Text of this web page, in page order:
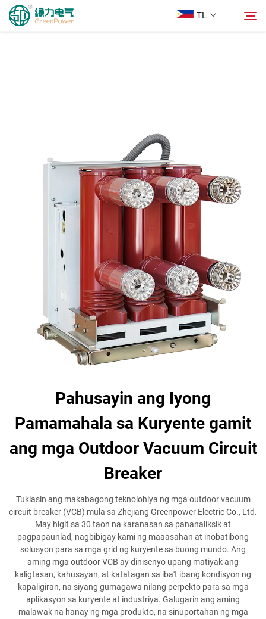
TL
Makipag-ugnayan sa Amin
Pahusayin ang Iyong
Pamamahala sa Kuryente gamit
ang mga Outdoor Vacuum Circuit
Breaker
Tuklasin ang makabagong teknolohiya ng mga outdoor vacuum
circuit breaker (VCB) mula sa Zhejiang Greenpower Electric Co., Ltd.
May higit sa 30 taon na karanasan sa pananaliksik at
pagpapaunlad, nagbibigay kami ng maaasahan at inobatibong
solusyon para sa mga grid ng kuryente sa buong mundo. Ang
aming mga outdoor VCB ay dinisenyo upang matiyak ang
kaligtasan, kahusayan, at katatagan sa iba't ibang kondisyon ng
kapaligiran, na siyang gumagawa nilang perpekto para sa mga
aplikasyon sa kuryente at industriya. Galugarin ang aming
malawak na hanay ng mga produkto, na sinuportahan ng mga